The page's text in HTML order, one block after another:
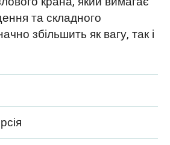
та складного
збільшить як вагу, так і